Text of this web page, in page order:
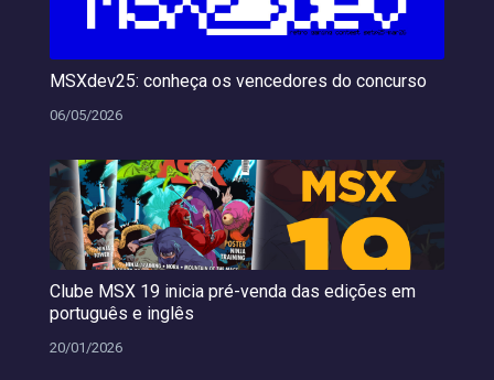
MSXdev25: conheça os vencedores do concurso
06/05/2026
Clube MSX 19 inicia pré-venda das edições em
português e inglês
20/01/2026